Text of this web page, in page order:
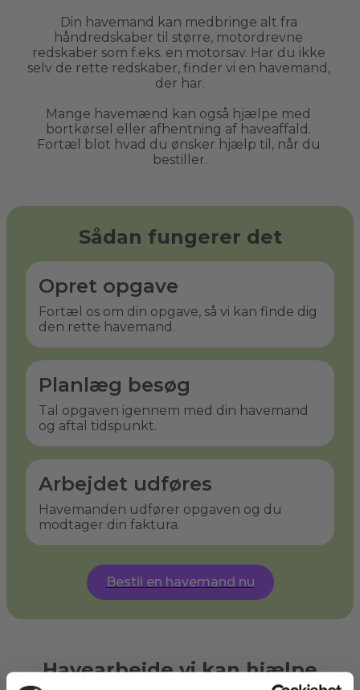
Din havemand kan medbringe alt fra
håndredskaber til større, motordrevne
redskaber som f.eks. en motorsav. Har du ikke
selv de rette redskaber, finder vi en havemand,
der har.
Mange havemænd kan også hjælpe med
bortkørsel eller afhentning af haveaffald.
Fortæl blot hvad du ønsker hjælp til, når du
bestiller.
Sådan fungerer det
Opret opgave
Fortæl os om din opgave, så vi kan finde dig
den rette havemand.
Planlæg besøg
Tal opgaven igennem med din havemand
og aftal tidspunkt.
Arbejdet udføres
Havemanden udfører opgaven og du
modtager din faktura.
Bestil en havemand nu
Havearbejde vi kan hjælpe